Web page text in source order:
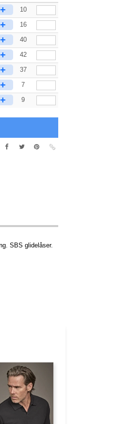
+ 10
+ 16
+ 40
+ 42
+ 37
+ 7
+ 9
SBS glidelåser.